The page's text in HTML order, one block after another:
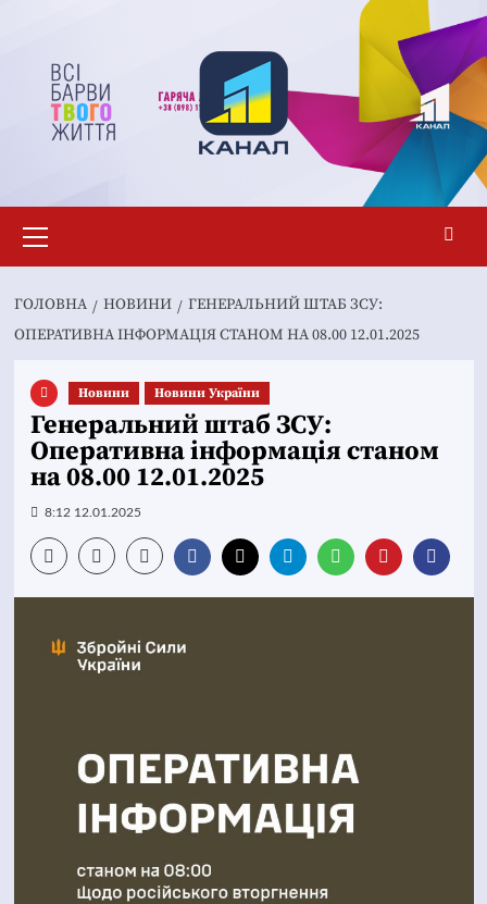
вмісту
меню
ГОЛОВНА НОВИНИ
ГЕНЕРАЛЬНИЙ ШТАБ ЗСУ:
ОПЕРАТИВНА ІНФОРМАЦІЯ СТАНОМ НА 08.00 12.01.2025
Новини Новини України
Генеральний штаб ЗСУ:
Оперативна інформація станом
на 08.00 12.01.2025
8:12 12.01.2025